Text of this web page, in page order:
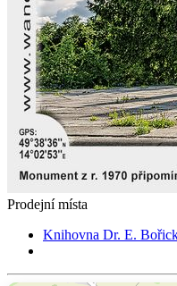
Prodejní místa
Knihovna Dr. E.